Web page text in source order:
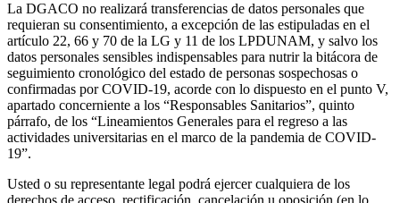
La DGACO no realizará transferencias de datos personales que
requieran su consentimiento, a excepción de las estipuladas en el
artículo 22, 66 y 70 de la LG y 11 de los LPDUNAM, y salvo los
datos personales sensibles indispensables para nutrir la bitácora de
seguimiento cronológico del estado de personas sospechosas o
confirmadas por COVID-19, acorde con lo dispuesto en el punto V,
apartado concerniente a los “Responsables Sanitarios”, quinto
párrafo, de los “Lineamientos Generales para el regreso a las
actividades universitarias en el marco de la pandemia de COVID-
19”.
Usted o su representante legal podrá ejercer cualquiera de los